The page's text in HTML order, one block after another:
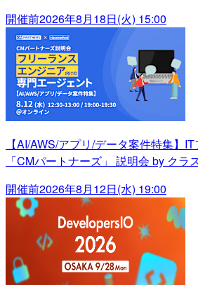
開催前2026年8月18日(火) 15:00
【AI/AWS/アプリ/データ案件特集】
「CMパートナーズ」 説明会 by クラ
開催前2026年8月12日(水) 19:00